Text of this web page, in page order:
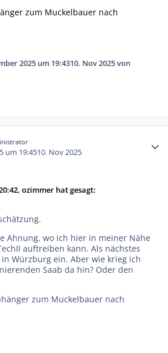
zum Muckelbauer nach
2025 um 19:4310. Nov 2025von
um 19:4510. Nov 2025
ozimmer hat gesagt:
Ahnung, wo ich hier in meiner Nähe
auftreiben kann. Als nächstes
Würzburg ein. Aber wie krieg ich
Saab da hin? Oder den
zum Muckelbauer nach